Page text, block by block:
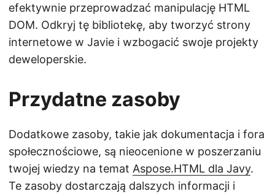
efektywnie przeprowadzać manipulację HTML
DOM. Odkryj tę bibliotekę, aby tworzyć strony
internetowe w Javie i wzbogacić swoje projekty
deweloperskie.
Przydatne zasoby
Dodatkowe zasoby, takie jak dokumentacja i fora
społecznościowe, są nieocenione w poszerzaniu
twojej wiedzy na temat Aspose.HTML dla Javy.
Te zasoby dostarczają dalszych informacji i